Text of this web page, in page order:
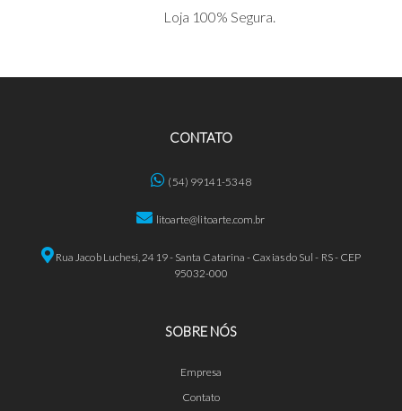
Loja 100% Segura.
CONTATO
(54) 99141-5348
litoarte@litoarte.com.br
Rua Jacob Luchesi, 2419 - Santa Catarina - Caxias do Sul - RS - CEP
95032-000
SOBRE NÓS
Empresa
Contato